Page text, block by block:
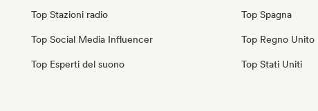
Top Stazioni radio
Top Social Media Influencer
Top Esperti del suono
Top Spagna
Top Regno Unito
Top Stati Uniti